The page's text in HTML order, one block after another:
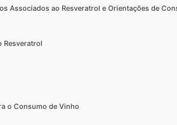
Associados ao Resveratrol e Orientações de
Resveratrol
o Consumo de Vinho